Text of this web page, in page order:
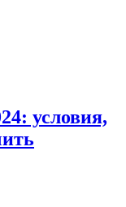
условия,